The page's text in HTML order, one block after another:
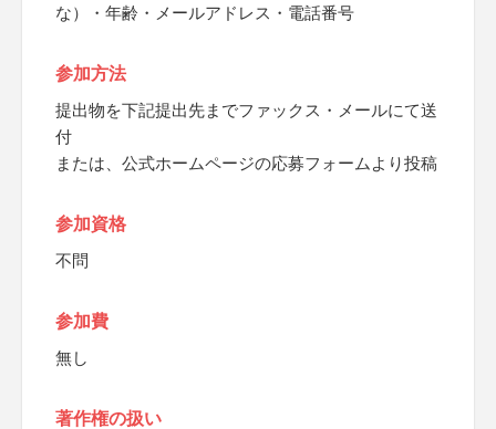
な）・年齢・メールアドレス・電話番号
参加方法
提出物を下記提出先までファックス・メールにて送
付
または、公式ホームページの応募フォームより投稿
参加資格
不問
参加費
無し
著作権の扱い